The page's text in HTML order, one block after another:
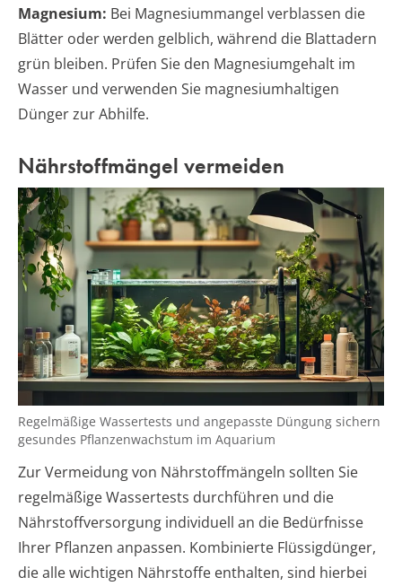
Magnesium: Bei Magnesiummangel verblassen die
Blätter oder werden gelblich, während die Blattadern
grün bleiben. Prüfen Sie den Magnesiumgehalt im
Wasser und verwenden Sie magnesiumhaltigen
Dünger zur Abhilfe.
Nährstoffmängel vermeiden
Regelmäßige Wassertests und angepasste Düngung sichern
gesundes Pflanzenwachstum im Aquarium
Zur Vermeidung von Nährstoffmängeln sollten Sie
regelmäßige Wassertests durchführen und die
Nährstoffversorgung individuell an die Bedürfnisse
Ihrer Pflanzen anpassen. Kombinierte Flüssigdünger,
die alle wichtigen Nährstoffe enthalten, sind hierbei